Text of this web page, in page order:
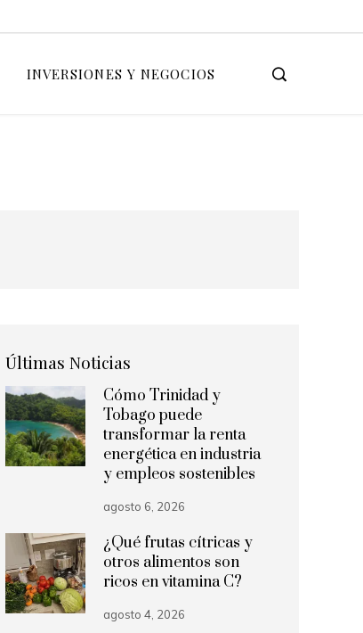
INVERSIONES Y NEGOCIOS
Últimas Noticias
Cómo Trinidad y
Tobago puede
transformar la renta
energética en industria
y empleos sostenibles
agosto 6, 2026
¿Qué frutas cítricas y
otros alimentos son
ricos en vitamina C?
agosto 4, 2026